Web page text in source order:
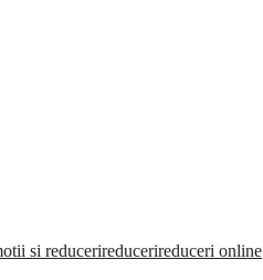
si reducerireducerireduceri online